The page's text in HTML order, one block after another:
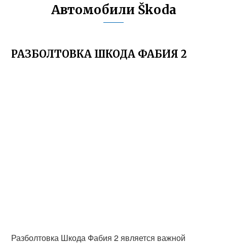
Автомобили Škoda
РАЗБОЛТОВКА ШКОДА ФАБИЯ 2
Разболтовка Шкода Фабия 2 является важной